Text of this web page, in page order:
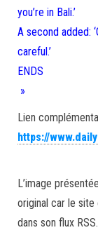
you’re in Bali.’
A second added:
careful.’
ENDS
»
Lien
https://
L’image
original car le
dans son flux RSS.